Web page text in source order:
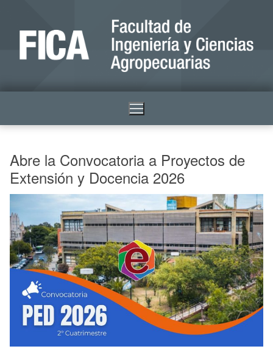
Abre la Convocatoria a Proyectos de
Extensión y Docencia 2026